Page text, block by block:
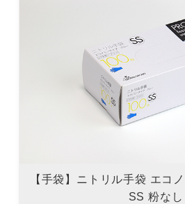
【手袋】ニトリル手袋 エコ
SS 粉なし